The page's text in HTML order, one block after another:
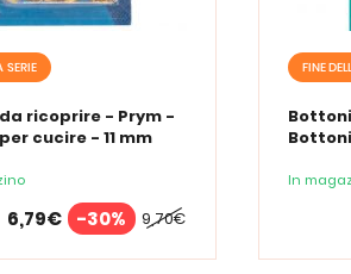
SERIE
ricoprire - Prym -
cucire - 11 mm
9,70€
6,79€ -30%
FINE
In